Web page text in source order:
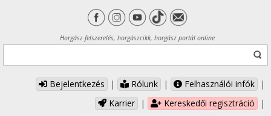
Horgász felszerelés, horgászcikk, horgász portál online
Bejelentkezés | Rólunk | Felhasználói infók
|
Karrier
| Kereskedői regisztráció
|